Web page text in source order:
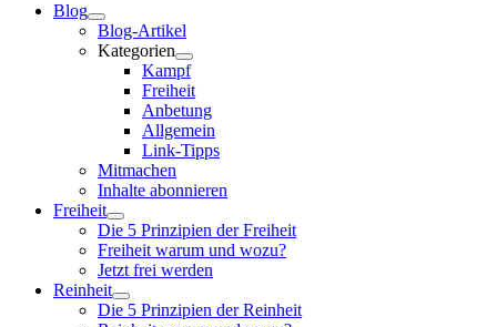
Blog
Blog-Artikel
Kategorien
Kampf
Freiheit
Anbetung
Allgemein
Link-Tipps
Mitmachen
Inhalte abonnieren
Freiheit
Die 5 Prinzipien der Freiheit
Freiheit warum und wozu?
Jetzt frei werden
Reinheit
Die 5 Prinzipien der Reinheit